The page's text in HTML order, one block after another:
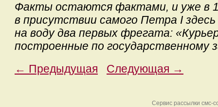
Факты остаются фактами, и уже в
в присутствии самого Петра I
на воду два первых фрегата:
построенные по государственному
← Предыдущая
Следующая →
Сервис рассылки смс-